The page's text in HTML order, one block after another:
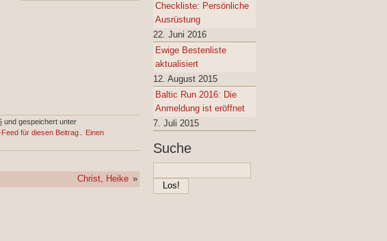
und gespeichert unter
Feed für diesen Beitrag
Einen
Christ, Heike »
Checkliste: Persönliche
Ausrüstung
22. Juni 2016
Ewige Bestenliste
aktualisiert
12. August 2015
Baltic Run 2016: Die
Anmeldung ist eröffnet
7. Juli 2015
Suche